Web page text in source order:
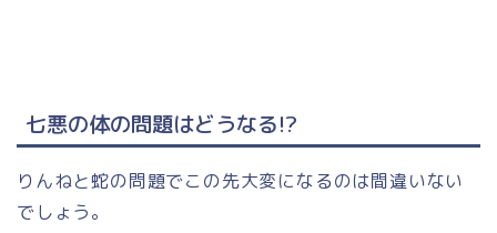
七悪の体の問題はどうなる!?
りんねと蛇の問題でこの先大変になるのは間違いない
でしょう。